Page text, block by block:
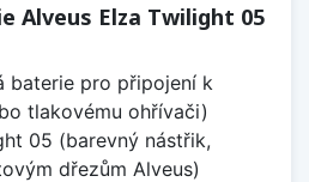
Alveus Elza Twilight 05
baterie pro připojení k
tlakovému ohřívači)
05 (barevný nástřik,
dřezům Alveus)